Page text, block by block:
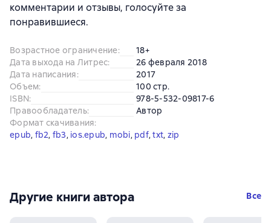
комментарии и отзывы, голосуйте за
понравившиеся.
Возрастное ограничение:
18+
Дата выхода на Литрес:
26 февраля 2018
Дата написания:
2017
Объем:
100 стр.
ISBN:
978-5-532-09817-6
Правообладатель:
Автор
Формат скачивания:
epub, fb2, fb3, ios.epub, mobi, pdf, txt, zip
Другие книги автора Все